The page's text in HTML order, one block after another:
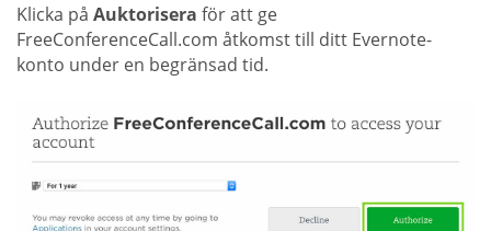
Klicka på Auktorisera för att ge
FreeConferenceCall.com åtkomst till ditt Evernote-
konto under en begränsad tid.